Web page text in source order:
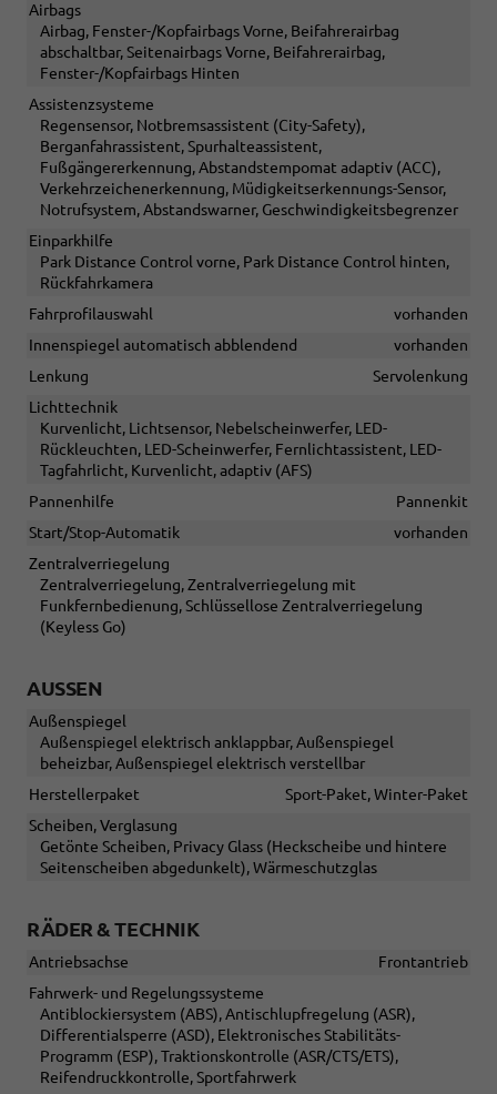
Airbags
Airbag, Fenster-/Kopfairbags Vorne, Beifahrerairbag
abschaltbar, Seitenairbags Vorne, Beifahrerairbag,
Fenster-/Kopfairbags Hinten
Assistenzsysteme
Regensensor, Notbremsassistent (City-Safety),
Berganfahrassistent, Spurhalteassistent,
Fußgängererkennung, Abstandstempomat adaptiv (ACC),
Verkehrzeichenerkennung, Müdigkeitserkennungs-Sensor,
Notrufsystem, Abstandswarner, Geschwindigkeitsbegrenzer
Einparkhilfe
Park Distance Control vorne, Park Distance Control hinten,
Rückfahrkamera
Fahrprofilauswahl
vorhanden
Innenspiegel automatisch abblendend
vorhanden
Lenkung
Servolenkung
Lichttechnik
Kurvenlicht, Lichtsensor, Nebelscheinwerfer, LED-
Rückleuchten, LED-Scheinwerfer, Fernlichtassistent, LED-
Tagfahrlicht, Kurvenlicht, adaptiv (AFS)
Pannenhilfe
Pannenkit
Start/Stop-Automatik
vorhanden
Zentralverriegelung
Zentralverriegelung, Zentralverriegelung mit
Funkfernbedienung, Schlüssellose Zentralverriegelung
(Keyless Go)
AUSSEN
Außenspiegel
Außenspiegel elektrisch anklappbar, Außenspiegel
beheizbar, Außenspiegel elektrisch verstellbar
Herstellerpaket
Sport-Paket, Winter-Paket
Scheiben, Verglasung
Getönte Scheiben, Privacy Glass (Heckscheibe und hintere
Seitenscheiben abgedunkelt), Wärmeschutzglas
RÄDER & TECHNIK
Antriebsachse
Frontantrieb
Fahrwerk- und Regelungssysteme
Antiblockiersystem (ABS), Antischlupfregelung (ASR),
Differentialsperre (ASD), Elektronisches Stabilitäts-
Programm (ESP), Traktionskontrolle (ASR/CTS/ETS),
Reifendruckkontrolle, Sportfahrwerk